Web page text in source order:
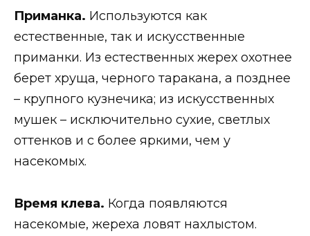
Приманка. Используются как
естественные, так и искусственные
приманки. Из естественных жерех охотнее
берет хруща, черного таракана, а позднее
– крупного кузнечика; из искусственных
мушек – исключительно сухие, светлых
оттенков и с более яркими, чем у
насекомых.
Время клева. Когда появляются
насекомые, жереха ловят нахлыстом.